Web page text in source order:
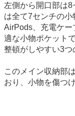
左側から開口部は
は全て7センチの
AirPods、充電ケー
適な小物ポケット
整頓がしやすい3つ
このメイン収納部
おり、小物を傷つ